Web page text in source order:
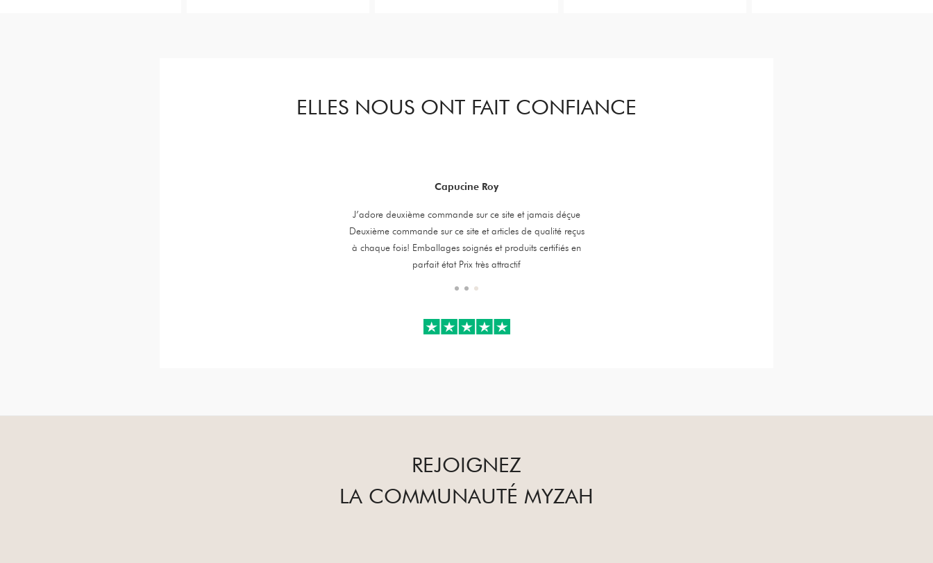
ELLES NOUS ONT FAIT CONFIANCE
Capucine Roy
J’adore deuxième commande sur ce site et jamais déçue
Deuxième commande sur ce site et articles de qualité reçus
à chaque fois! Emballages soignés et produits certifiés en
parfait état Prix très attractif
REJOIGNEZ
LA COMMUNAUTÉ MYZAH